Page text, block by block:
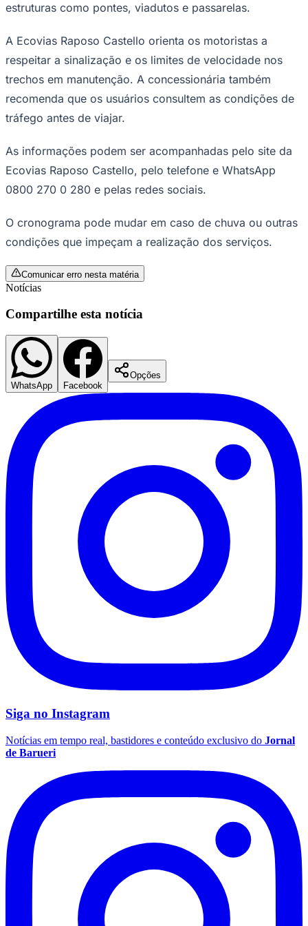
Corinthians
Palmeiras
São Paulo
estruturas como pontes, viadutos e passarelas.
A Ecovias Raposo Castello orienta os motoristas a
respeitar a sinalização e os limites de velocidade nos
trechos em manutenção. A concessionária também
recomenda que os usuários consultem as condições de
tráfego antes de viajar.
As informações podem ser acompanhadas pelo site da
Ecovias Raposo Castello, pelo telefone e WhatsApp
0800 270 0 280 e pelas redes sociais.
O cronograma pode mudar em caso de chuva ou outras
condições que impeçam a realização dos serviços.
Comunicar erro nesta matéria
Notícias
Compartilhe esta notícia
WhatsApp Facebook
Opções
Siga no Instagram
Notícias em tempo real, bastidores e conteúdo exclusivo do Jornal
de Barueri